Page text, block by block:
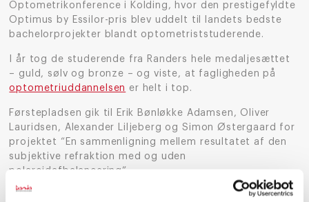
Optometrikonference i Kolding, hvor den prestigefyldte
Optimus by Essilor-pris blev uddelt til landets bedste
bachelorprojekter blandt optometriststuderende.
I år tog de studerende fra Randers hele medaljesættet
– guld, sølv og bronze – og viste, at fagligheden på
optometriuddannelsen er helt i top.
Førstepladsen gik til Erik Bønløkke Adamsen, Oliver
Lauridsen, Alexander Liljeberg og Simon Østergaard for
projektet “En sammenligning mellem resultatet af den
subjektive refraktion med og uden
polaroidafbalancering”
Andenpladsen blev tildelt Jesper Rosendal Jensen,